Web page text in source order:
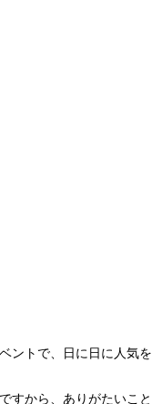
ントで、日に日に人気を
すから、ありがたいこと